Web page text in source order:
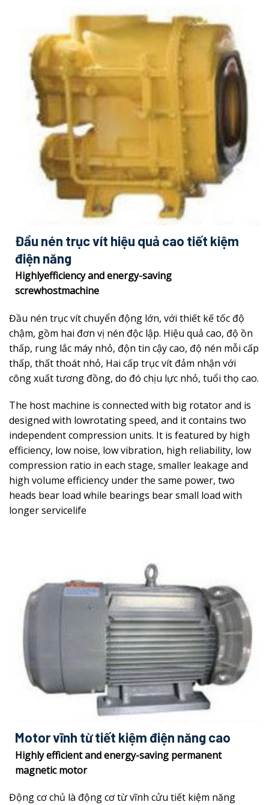
Đầu nén trục vít hiệu quả cao tiết kiệm
điện năng
Highlyefficiency and energy-saving
screwhostmachine
Đầu nén trục vít chuyển động lớn, với thiết kế tốc độ
chậm, gồm hai đơn vị nén độc lập. Hiệu quả cao, độ ồn
thấp, rung lắc máy nhỏ, độn tin cậy cao, độ nén mỗi cấp
thấp, thất thoát nhỏ, Hai cấp trục vít đảm nhận với
công xuất tương đồng, do đó chịu lực nhỏ, tuổi thọ cao.
The host machine is connected with big rotator and is
designed with lowrotating speed, and it contains two
independent compression units. It is featured by high
efficiency, low noise, low vibration, high reliability, low
compression ratio in each stage, smaller leakage and
high volume efficiency under the same power, two
heads bear load while bearings bear small load with
longer servicelife
Motor vĩnh từ tiết kiệm điện năng cao
Highly efficient and energy-saving permanent
magnetic motor
Động cơ chủ là động cơ từ vĩnh cửu tiết kiệm năng